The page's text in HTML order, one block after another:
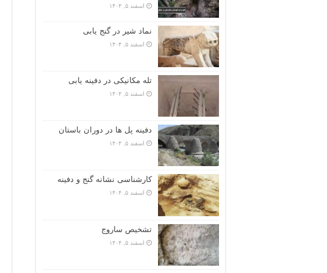
اسفند ۵, ۱۴۰۴
نماد شیر در گنج یابی
اسفند ۵, ۱۴۰۴
تله مکانیکی در دفینه یابی
اسفند ۵, ۱۴۰۴
دفینه پل ها در دوران باستان
اسفند ۵, ۱۴۰۴
کارشناسی نشانه گنج و دفینه
اسفند ۵, ۱۴۰۴
تشخیص ساروج
اسفند ۵, ۱۴۰۴